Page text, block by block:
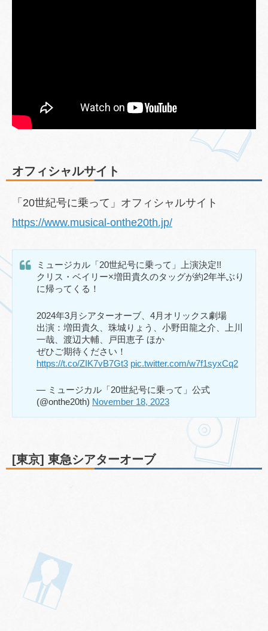
オフィシャルサイト
「20世紀号に乗って」オフィシャルサイト
https://www.musical-onthe20th.jp/
ミュージカル「20世紀号に乗って」上演決定!!
クリス・ベイリー×増田貴久のタッグが約2年半ぶり
に帰ってくる！
2024年3月シアターオーブ、4月オリックス劇場
出演：増田貴久、珠城りょう、小野田龍之介、上川
一哉、渡辺大輔、戸田恵子 ほか
ぜひご期待ください！
https://t.co/ZIK7vB7Gt3 pic.twitter.com/w7f1syxCq2
— ミュージカル「20世紀号に乗って」公式
(@onthe20th) November 18, 2023
[東京] 東急シアターオーブ